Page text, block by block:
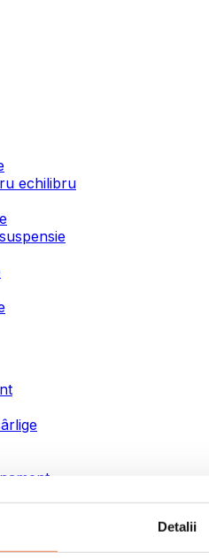
Detalii
echilibru